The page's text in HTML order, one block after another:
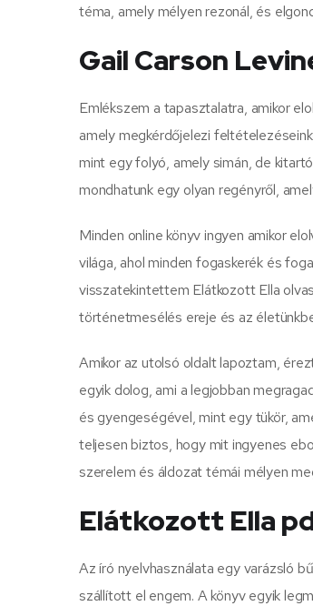
téma, amely mélyen rezonál, és
Gail Carson
Emlékszem a tapasztalatra, amikor
amely megkérdőjelezi
mint egy folyó, amely simán, de
mondhatunk egy olyan regényről,
Minden online könyv ingyen amikor
világa, ahol minden fogaskerék és
visszatekintettem Elátkozott Ella
történetmesélés ereje és az
Amikor az utolsó oldalt lapoztam,
egyik dolog, ami a legjobban
és gyengeségével, mint egy tükör,
teljesen biztos, hogy mit ingyenes
szerelem és áldozat témái mélyen
Elátkozott Ella
Az író nyelvhasználata egy varázsló
szállított el engem. A könyv egyik